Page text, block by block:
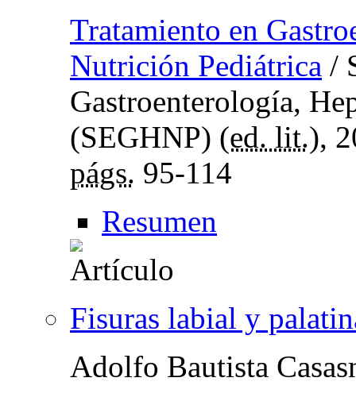
Tratamiento en
Nutrición Pediátrica /
Gastroenterología,
(SEGHNP) (ed. lit.),
págs. 95-114
Resumen
Fisuras labial y
Adolfo Bautista